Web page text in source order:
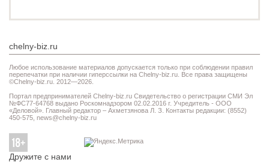
chelny-biz.ru
Любое использование материалов допускается только при соблюдении правил
перепечатки при наличии гиперссылки на Chelny-biz.ru. Все права защищены
©Chelny-biz.ru. 2012—2026.
Портал предпринимателей Chelny-biz.ru Свидетельство о регистрации СМИ Эл
№ФС77-64768 выдано Роскомнадзором 02.02.2016 г. Учредитель - ООО
«Деловой». Главный редактор – Ахметзянова Л. З. Контакты редакции: (8552)
450-575, news@chelny-biz.ru
Дружите с нами